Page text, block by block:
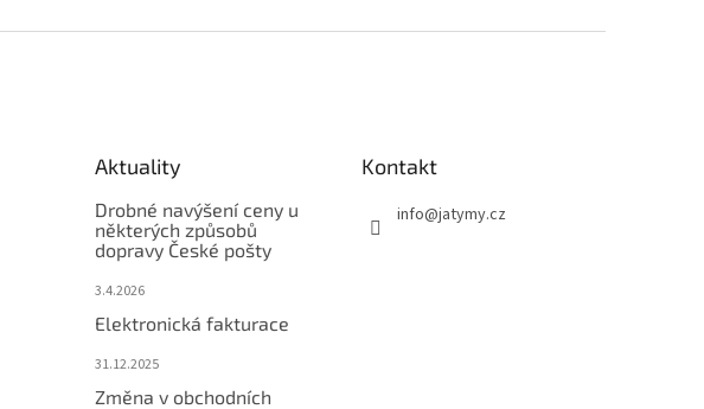
Aktuality
Drobné navýšení ceny u
některých způsobů
dopravy České pošty
3.4.2026
Elektronická fakturace
31.12.2025
Změna v obchodních
Kontakt
info@jatymy.cz